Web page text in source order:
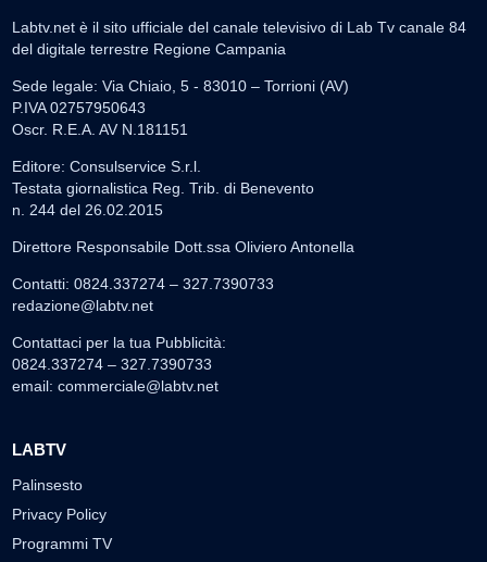
Labtv.net è il sito ufficiale del canale televisivo di Lab Tv canale 84
del digitale terrestre Regione Campania
Sede legale: Via Chiaio, 5 - 83010 – Torrioni (AV)
P.IVA 02757950643
Oscr. R.E.A. AV N.181151
Editore: Consulservice S.r.l.
Testata giornalistica Reg. Trib. di Benevento
n. 244 del 26.02.2015
Direttore Responsabile Dott.ssa Oliviero Antonella
Contatti: 0824.337274 – 327.7390733
redazione@labtv.net
Contattaci per la tua Pubblicità:
0824.337274 – 327.7390733
email: commerciale@labtv.net
LABTV
Palinsesto
Privacy Policy
Programmi TV